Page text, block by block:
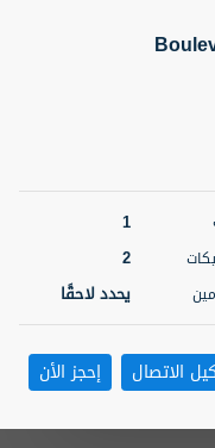
71.39
2
أتصل
الأن
1
2
يحدد لاحقًا
الاتصال إحجز الأنخريطة